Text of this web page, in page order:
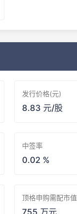
发行价格(元)
8.83 元/股
中签率
0.02 %
顶格申购需配市值
755 万元